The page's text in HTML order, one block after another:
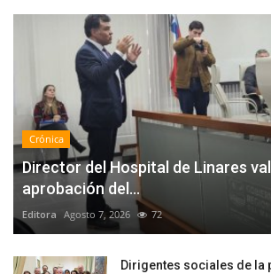
Crónica
Director del Hospital de Linares
aprobación del...
Editora Agosto 7, 2026 72
Dirigentes sociales de la